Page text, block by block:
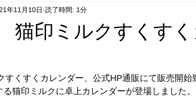
品情報 いせたろうの仕事
ップ Annex開店 取扱店 のげやまくん
猫印ミルクすくすく
年11月10日 読了時間: 1分
すくすくカレンダー、公式HP通販にて販売開始
猫印ミルクに卓上カレンダーが登場しました。